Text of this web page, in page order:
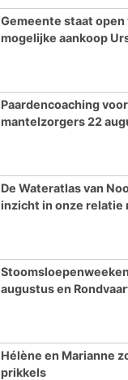
Gemeente staat
mogelijke aankoop
Paardencoaching
mantelzorgers 22
De Wateratlas van
inzicht in onze relatie
augustus en
Hélène en Marianne
prikkels